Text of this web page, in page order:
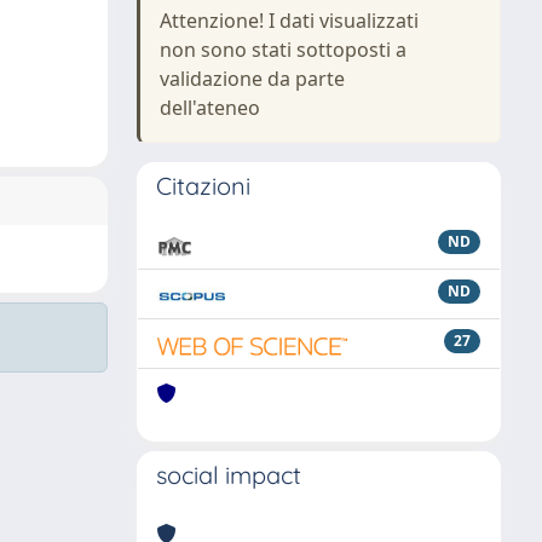
Attenzione! I dati visualizzati
non sono stati sottoposti a
validazione da parte
dell'ateneo
Citazioni
ND
ND
27
social impact